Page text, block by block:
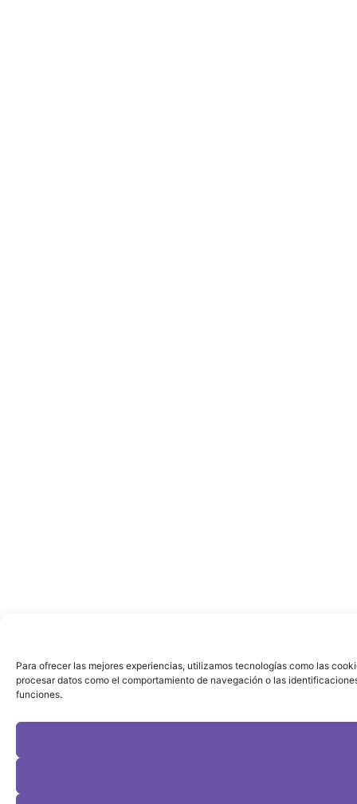
Para ofrecer las mejores experiencias, utilizamos tecnologías como las
procesar datos como el comportamiento de navegación o las
funciones.